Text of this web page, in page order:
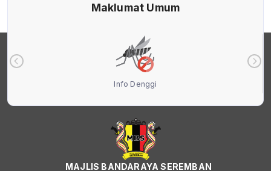
Maklumat Umum
Info Denggi
MAJLIS BANDARAYA SEREMBAN